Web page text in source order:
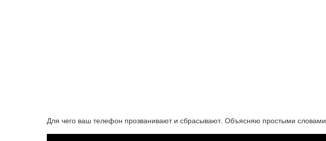
Для чего ваш телефон прозванивают и сбрасывают. Объясняю простыми словами